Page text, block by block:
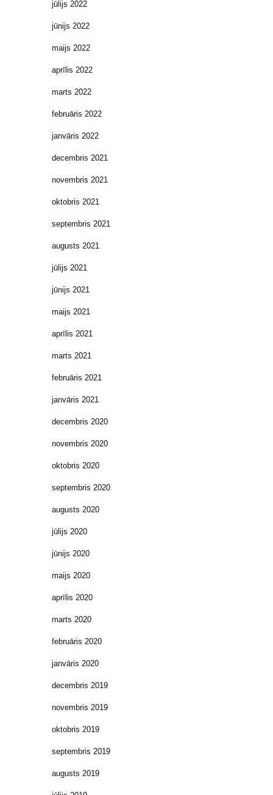
jūlijs 2022
jūnijs 2022
maijs 2022
aprīlis 2022
marts 2022
februāris 2022
janvāris 2022
decembris 2021
novembris 2021
oktobris 2021
septembris 2021
augusts 2021
jūlijs 2021
jūnijs 2021
maijs 2021
aprīlis 2021
marts 2021
februāris 2021
janvāris 2021
decembris 2020
novembris 2020
oktobris 2020
septembris 2020
augusts 2020
jūlijs 2020
jūnijs 2020
maijs 2020
aprīlis 2020
marts 2020
februāris 2020
janvāris 2020
decembris 2019
novembris 2019
oktobris 2019
septembris 2019
augusts 2019